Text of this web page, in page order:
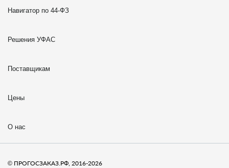
Навигатор по 44-ФЗ
Решения УФАС
Поставщикам
Цены
О нас
© ПРОГОСЗАКАЗ.РФ, 2016-2026